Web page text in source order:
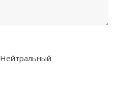
Нейтральный